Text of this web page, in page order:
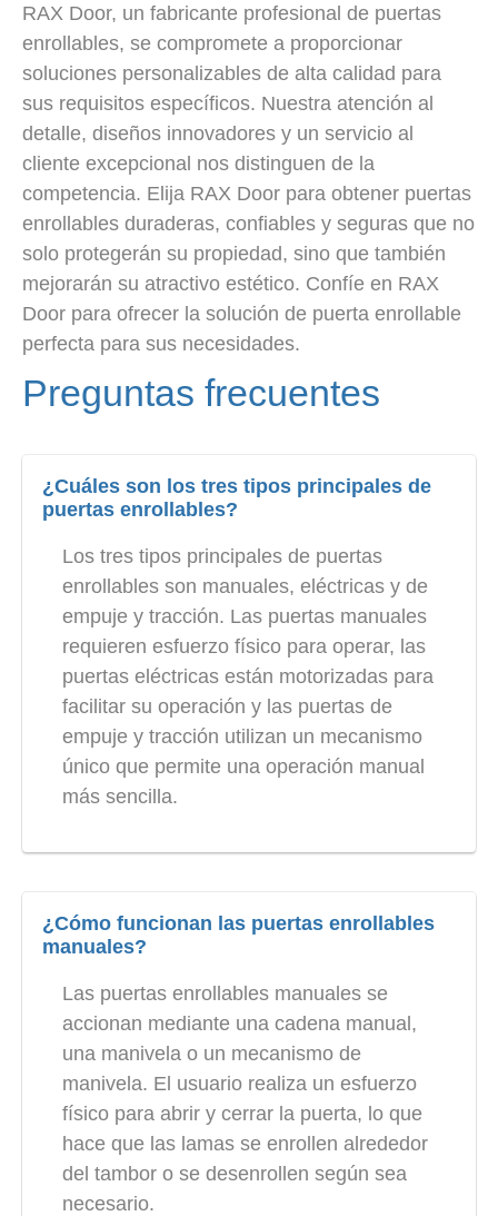
RAX Door, un fabricante profesional de puertas
enrollables, se compromete a proporcionar
soluciones personalizables de alta calidad para
sus requisitos específicos. Nuestra atención al
detalle, diseños innovadores y un servicio al
cliente excepcional nos distinguen de la
competencia. Elija RAX Door para obtener puertas
enrollables duraderas, confiables y seguras que no
solo protegerán su propiedad, sino que también
mejorarán su atractivo estético. Confíe en RAX
Door para ofrecer la solución de puerta enrollable
perfecta para sus necesidades.
Preguntas frecuentes
¿Cuáles son los tres tipos principales de
puertas enrollables?
Los tres tipos principales de puertas
enrollables son manuales, eléctricas y de
empuje y tracción. Las puertas manuales
requieren esfuerzo físico para operar, las
puertas eléctricas están motorizadas para
facilitar su operación y las puertas de
empuje y tracción utilizan un mecanismo
único que permite una operación manual
más sencilla.
¿Cómo funcionan las puertas enrollables
manuales?
Las puertas enrollables manuales se
accionan mediante una cadena manual,
una manivela o un mecanismo de
manivela. El usuario realiza un esfuerzo
físico para abrir y cerrar la puerta, lo que
hace que las lamas se enrollen alrededor
del tambor o se desenrollen según sea
necesario.